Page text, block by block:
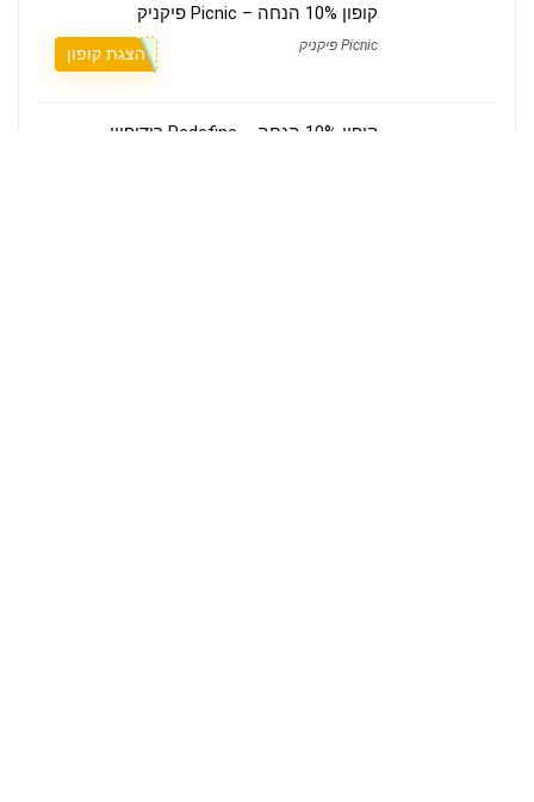
קופון 10% הנחה – Picnic פיקניק
Picnic פיקניק הצגת קופון
קופון 10% הנחה – Redefine רידיפיין